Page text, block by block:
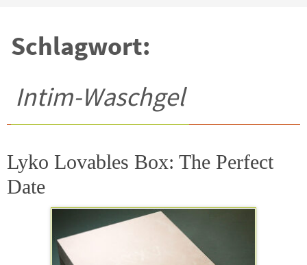
Schlagwort:
Intim-Waschgel
Lyko Lovables Box: The Perfect
Date